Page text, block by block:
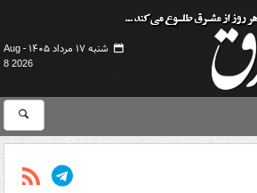
شنبه ۱۷ مرداد ۱۴۰۵ -
Aug
8 2026